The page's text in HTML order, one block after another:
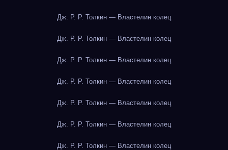
Дж. Р. Р. Толкин — Властелин колец
Дж. Р. Р. Толкин — Властелин колец
Дж. Р. Р. Толкин — Властелин колец
Дж. Р. Р. Толкин — Властелин колец
Дж. Р. Р. Толкин — Властелин колец
Дж. Р. Р. Толкин — Властелин колец
Дж. Р. Р. Толкин — Властелин колец